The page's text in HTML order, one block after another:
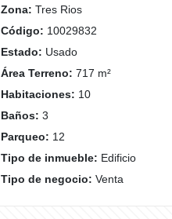
Zona: Tres Rios
Código: 10029832
Estado: Usado
Área Terreno: 717 m²
Habitaciones: 10
Baños: 3
Parqueo: 12
Tipo de inmueble: Edificio
Tipo de negocio: Venta